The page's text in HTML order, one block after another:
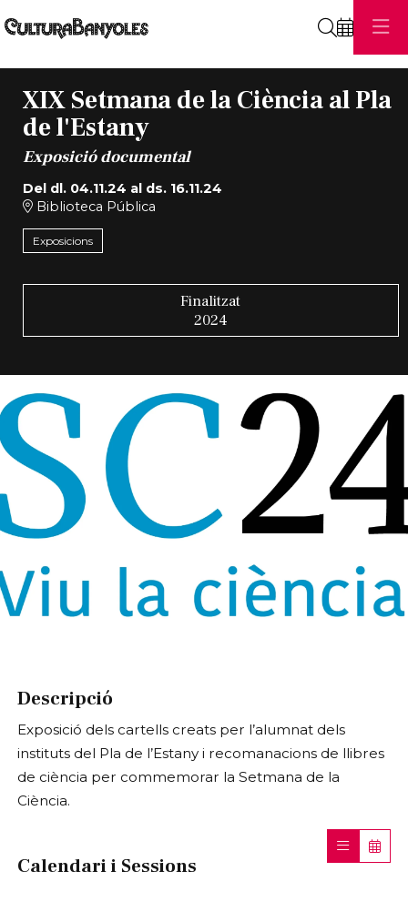
XIX Setmana de la Ciència al Pla
de l'Estany
Exposició documental
Del dl. 04.11.24 al ds. 16.11.24
Biblioteca Pública
Exposicions
Finalitzat
2024
Descripció
Exposició dels cartells creats per l’alumnat dels
instituts del Pla de l’Estany i recomanacions de llibres
de ciència per commemorar la Setmana de la
Ciència.
Calendari i Sessions